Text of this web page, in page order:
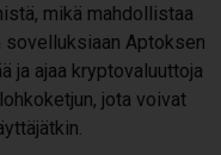
mikä mahdollistaa
sovelluksiaan Aptoksen
ja ajaa kryptovaluuttoja
jota voivat